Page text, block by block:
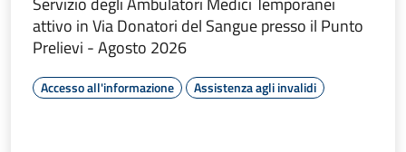
attivo in Via Donatori del Sangue presso il Punto
Prelievi - Agosto 2026
Accesso all'informazione Assistenza agli invalidi